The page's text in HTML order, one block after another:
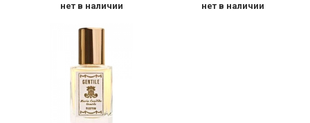
нет в наличии нет в наличии